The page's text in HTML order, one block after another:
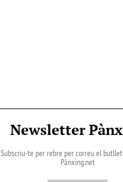
Newsletter
Subscriu-te per rebre per correu el
Pànxing.net​